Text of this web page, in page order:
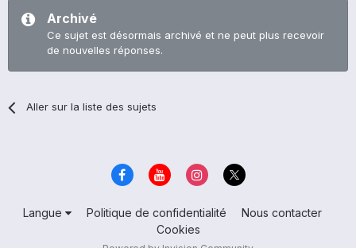
Archivé
Ce sujet est désormais archivé et ne peut plus recevoir
de nouvelles réponses.
Aller sur la liste des sujets
Langue Politique de confidentialité
Nous contacter
Cookies